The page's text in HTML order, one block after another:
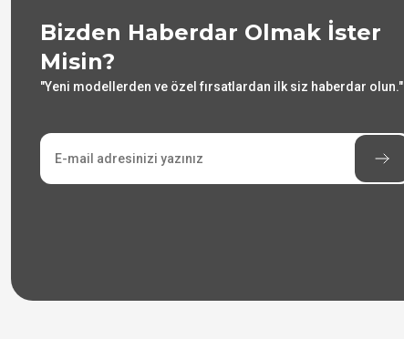
Bizden Haberdar Olmak İster
Misin?
"Yeni modellerden ve özel fırsatlardan ilk siz haberdar olun."